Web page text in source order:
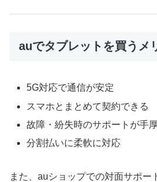
auでタブレットを買うメ
5G対応で通信が安定
スマホとまとめて契約できる
故障・紛失時のサポートが手
分割払いに柔軟に対応
また、auショップでの対面サポー